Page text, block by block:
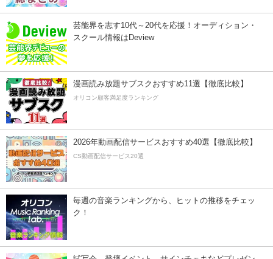
芸能界を志す10代～20代を応援！オーディション・
スクール情報はDeview
漫画読み放題サブスクおすすめ11選【徹底比較】
オリコン顧客満足度ランキング
2026年動画配信サービスおすすめ40選【徹底比較】
CS動画配信サービス20選
毎週の音楽ランキングから、ヒットの推移をチェッ
ク！